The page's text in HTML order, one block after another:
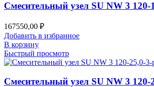
Смесительный узел SU NW 3 120-
167550,00 ₽
Добавить в избранное
В корзину
Быстрый просмотр
Смесительный узел SU NW 3 120-